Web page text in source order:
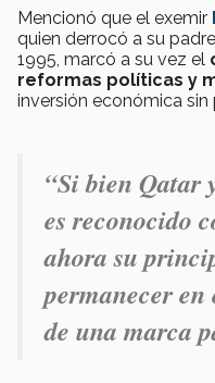
Mencionó que el exemir
quien derrocó a su
1995, marcó a su vez el
reformas políticas y
inversión económica sin
“Si bien Qatar
es reconocido
ahora su
permanecer
de una marca